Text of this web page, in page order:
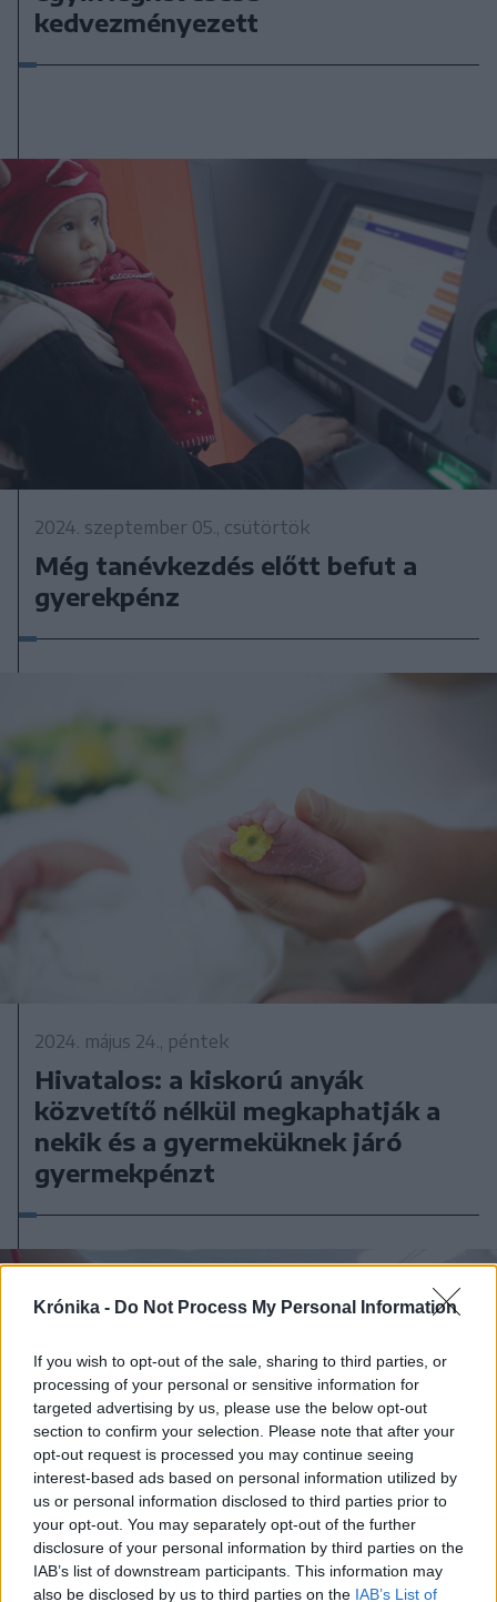
Krónika - Do Not Process My Personal Information
If you wish to opt-out of the sale, sharing to third parties, or
processing of your personal or sensitive information for
targeted advertising by us, please use the below opt-out
section to confirm your selection. Please note that after your
opt-out request is processed you may continue seeing
interest-based ads based on personal information utilized by
us or personal information disclosed to third parties prior to
your opt-out. You may separately opt-out of the further
disclosure of your personal information by third parties on the
IAB’s list of downstream participants. This information may
also be disclosed by us to third parties on the IAB’s List of
kedvezményezett
2024. szeptember 05., csütörtök
Még tanévkezdés előtt befut a
gyerekpénz
2024. május 24., péntek
Hivatalos: a kiskorú anyák
közvetítő nélkül megkaphatják a
nekik és a gyermeküknek járó
gyermekpénzt